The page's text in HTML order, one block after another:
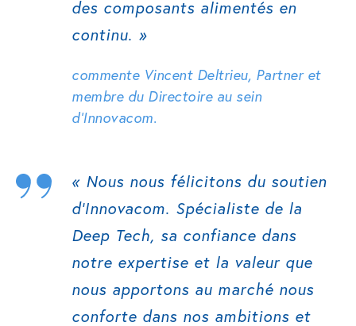
des composants alimentés en
continu. »
commente Vincent Deltrieu, Partner et
membre du Directoire au sein
d’Innovacom.
« Nous nous félicitons du soutien
d’Innovacom. Spécialiste de la
Deep Tech, sa confiance dans
notre expertise et la valeur que
nous apportons au marché nous
conforte dans nos ambitions et